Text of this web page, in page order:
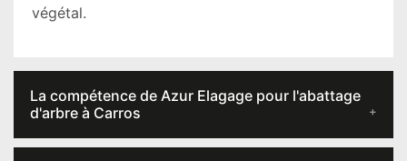
végétal.
La compétence de Azur Elagage pour l'abattage
d'arbre à Carros